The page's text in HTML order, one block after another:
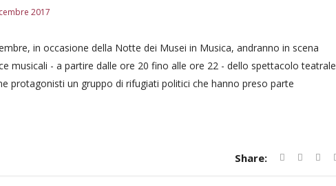
2017
in occasione della Notte dei Musei in Musica, andranno in scena
musicali - a partire dalle ore 20 fino alle ore 22 - dello spettacolo teatrale
protagonisti un gruppo di rifugiati politici che hanno preso parte
Share: